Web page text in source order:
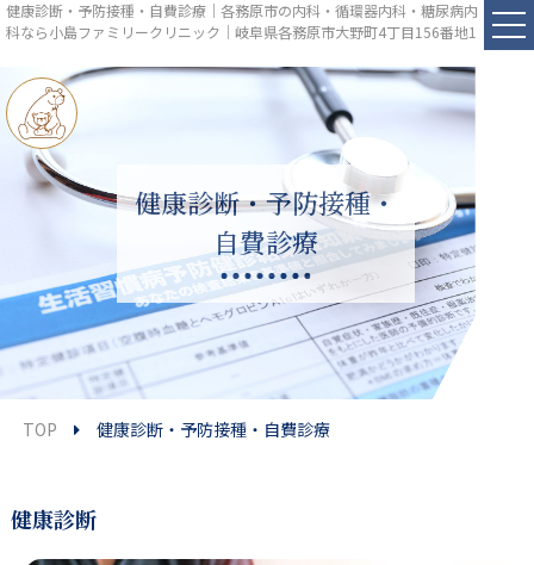
健康診断・予防接種・自費診療｜各務原市の内科・循環器内科・糖尿病内
科なら小島ファミリークリニック｜岐阜県各務原市大野町4丁目156番地1
健康診断・予防接種・
自費診療
TOP 健康診断・予防接種・自費診療
健康診断